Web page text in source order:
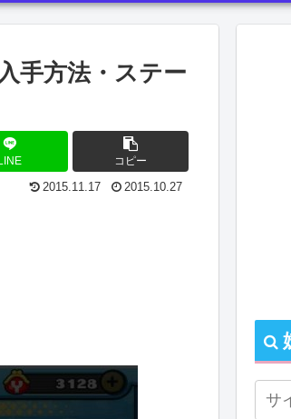
手方法・ステー
LINE コピー
2015.11.17 2015.10.27